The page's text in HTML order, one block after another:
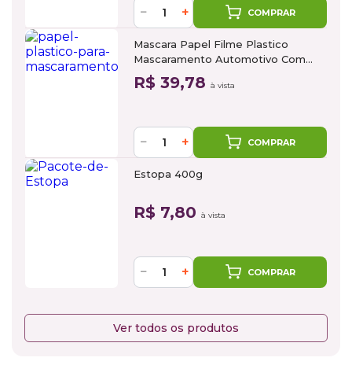
− + COMPRAR
Mascara Papel Filme Plastico
Mascaramento Automotivo Com
Fita 1,4m x 25m
R$ 39,78 à vista
− + COMPRAR
Estopa 400g
R$ 7,80 à vista
− + COMPRAR
Ver todos os produtos